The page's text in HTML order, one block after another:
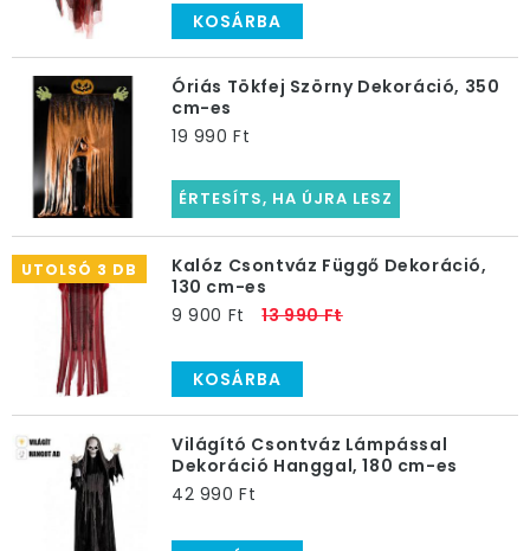
KOSÁRBA
Óriás Tökfej Szörny Dekoráció, 350
cm-es
19 990 Ft
ÉRTESÍTS, HA ÚJRA LESZ
UTOLSÓ 3 DB
Kalóz Csontváz Függő Dekoráció,
130 cm-es
9 900 Ft
13 990 Ft
KOSÁRBA
Világító Csontváz Lámpással
Dekoráció Hanggal, 180 cm-es
42 990 Ft